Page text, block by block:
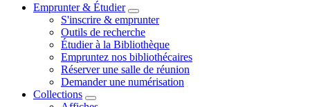
Emprunter & Étudier
S'inscrire & emprunter
Outils de recherche
Étudier à la Bibliothèque
Empruntez nos bibliothécaires
Réserver une salle de réunion
Demander une numérisation
Collections